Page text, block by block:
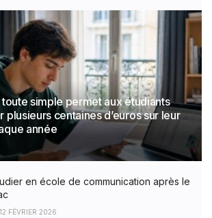
simple permet aux étudiants
plusieurs centaines d’euros sur leur
année
en école de communication après le
12 FÉVRIER 2026